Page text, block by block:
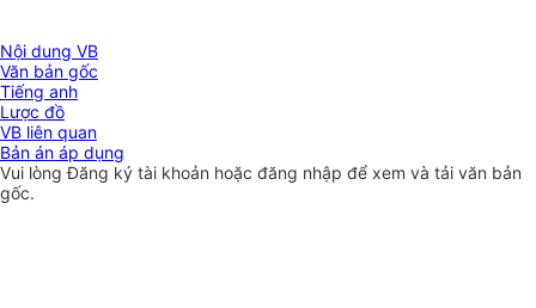
Nội dung VB
Văn bản gốc
Tiếng anh
Lược đồ
VB liên quan
Bản án áp dụng
Vui lòngĐăng ký tài khoản hoặc đăng nhập để xem và tải văn bản
gốc.